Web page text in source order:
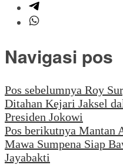
Navigasi pos
Pos sebelumnya Roy
Ditahan Kejari Jaksel
Presiden Jokowi
Pos berikutnya Mantan
Mawa Sumpena Siap
Jayabakti